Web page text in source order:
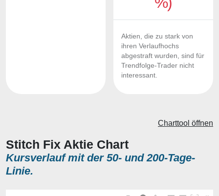
Aktien, die zu stark von
ihren Verlaufhochs
abgestraft wurden, sind für
Trendfolge-Trader nicht
interessant.
Stitch Fix Aktie Chart
Kursverlauf mit der 50- und 200-Tage-
Linie.
Charttool öffnen